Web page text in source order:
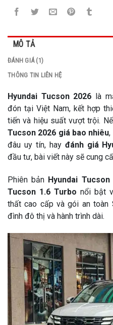
MÔ TẢ
ĐÁNH GIÁ (1)
THÔNG TIN LIÊN HỆ
Hyundai Tucson 2026 là
đón tại Việt Nam, kết hợp
tiến và hiệu suất vượt trội.
Tucson 2026 giá bao nhiêu,
đâu uy tín, hay đánh giá
đầu tư, bài viết này sẽ cung
Phiên bản Hyundai
Tucson 1.6 Turbo nổi bật
thất cao cấp và gói an toàn
đình đô thị và hành trình dài.